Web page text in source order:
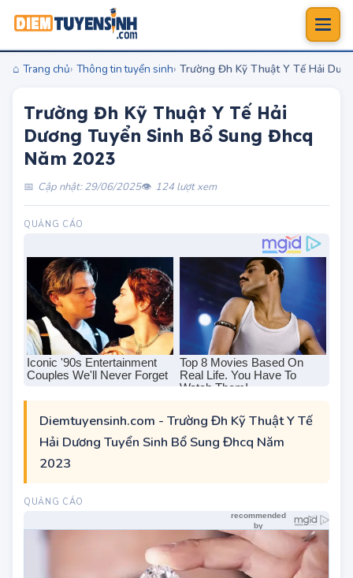
Trang chủ Thông tin tuyển sinh Trường Đh Kỹ Thuật Y Tế Hải
Trường Đh Kỹ Thuật Y Tế Hải
Dương Tuyển Sinh Bổ Sung Đhcq
Năm 2023
Cập nhật: 29/06/2025 124 lượt xem
Diemtuyensinh.com - Trường Đh Kỹ Thuật Y Tế
2023